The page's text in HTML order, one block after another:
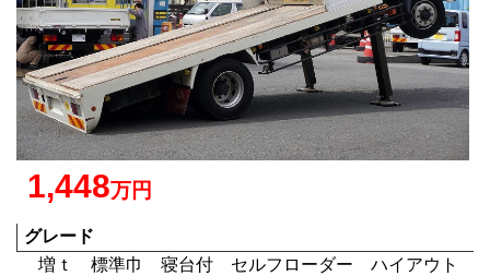
1,448万円
グレード
増ｔ 標準巾 寝台付 セルフローダー ハイアウト